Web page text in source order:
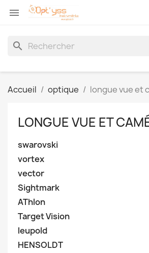

search
Accueil optique longue vue et
LONGUE VUE ET
swarovski
vortex
vector
Sightmark
AThlon
Target Vision
leupold
HENSOLDT